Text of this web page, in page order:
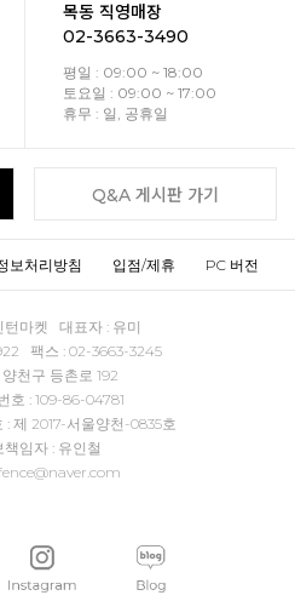
목동 직영매장
02-3663-3490
평일 : 09:00 ~ 18:00
토요일 : 09:00 ~ 17:00
휴무 : 일, 공휴일
Q&A 게시판 가기
보처리방침 입점/제휴 PC 버전
턴마켓 대표자 : 유미
팩스 : 02-3663-3245
천구 등촌로 192
호 : 109-86-04781
: 제 2017-서울양천-0835호
임자 : 유인철